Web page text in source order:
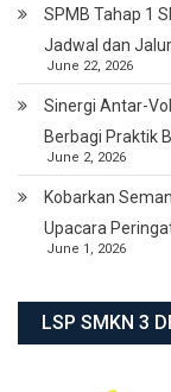
SPMB Tahap 1
Jadwal dan
June 22, 2026
Sinergi Antar-
Berbagi Praktik
June 2, 2026
Kobarkan
Upacara
June 1, 2026
LSP SMKN 3